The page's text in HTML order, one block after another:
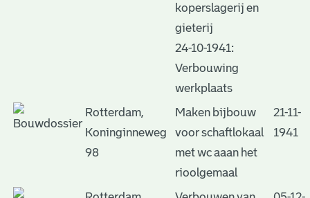
koperslagerij en
gieterij
24-10-1941:
Verbouwing
werkplaats
Rotterdam,
Koninginneweg
98
Maken bijbouw
voor schaftlokaal
met wc aaan het
rioolgemaal
21-11-
1941